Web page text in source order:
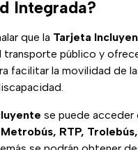
Integrada?
que la Tarjeta
público y
facilitar la movilidad de
se puede acceder
RTP,